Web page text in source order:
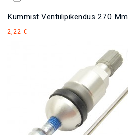
Kummist Ventiilipikendus 270 Mm
2,22 €